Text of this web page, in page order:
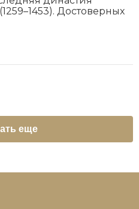
Достоверных
еще